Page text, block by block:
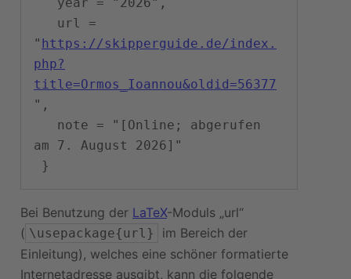
" https://skipperguide.de/index.
php?
title=Ormos_Ioannou&oldid=56377
",
am 7. August 2026]"
Bei Benutzung der LaTeX-Moduls „url“
( \usepackage{url}
im Bereich der
Einleitung), welches eine schöner formatierte
Internetadresse ausgibt, kann die folgende